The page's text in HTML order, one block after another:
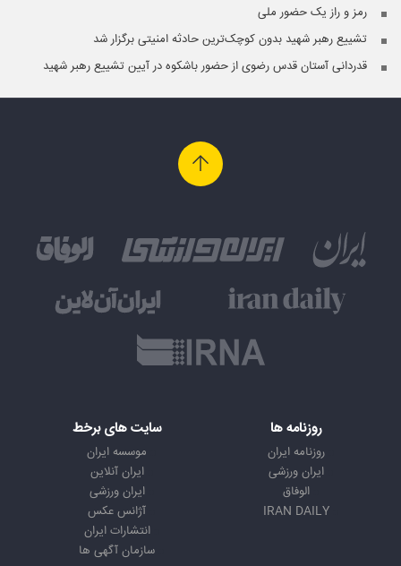
رمز و راز یک حضور ملی
تشییع رهبر شهید بدون کوچک‌ترین حادثه امنیتی برگزار شد
قدردانی آستان قدس رضوی از حضور باشکوه در آیین تشییع رهبر شهید
روزنامه ها
روزنامه ایران
ایران ورزشی
الوفاق
IRAN DAILY
سایت های برخط
موسسه ایران
ایران آنلاین
ایران ورزشی
آژانس عکس
انتشارات ایران
سازمان آگهی ها